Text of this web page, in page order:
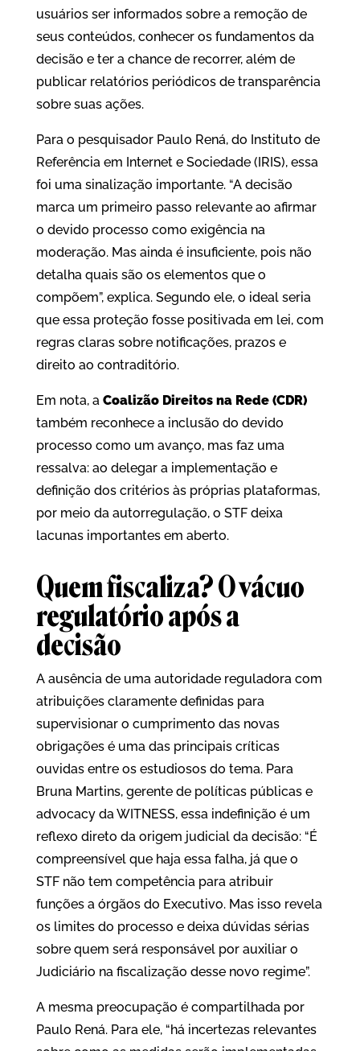
usuários ser informados sobre a remoção de
seus conteúdos, conhecer os fundamentos da
decisão e ter a chance de recorrer, além de
publicar relatórios periódicos de transparência
sobre suas ações.
Para o pesquisador Paulo Rená, do Instituto de
Referência em Internet e Sociedade (IRIS), essa
foi uma sinalização importante. “A decisão
marca um primeiro passo relevante ao afirmar
o devido processo como exigência na
moderação. Mas ainda é insuficiente, pois não
detalha quais são os elementos que o
compõem”, explica. Segundo ele, o ideal seria
que essa proteção fosse positivada em lei, com
regras claras sobre notificações, prazos e
direito ao contraditório.
Em nota, a Coalizão Direitos na Rede (CDR)
também reconhece a inclusão do devido
processo como um avanço, mas faz uma
ressalva: ao delegar a implementação e
definição dos critérios às próprias plataformas,
por meio da autorregulação, o STF deixa
lacunas importantes em aberto.
Quem fiscaliza? O vácuo
regulatório após a
decisão
A ausência de uma autoridade reguladora com
atribuições claramente definidas para
supervisionar o cumprimento das novas
obrigações é uma das principais críticas
ouvidas entre os estudiosos do tema. Para
Bruna Martins, gerente de políticas públicas e
advocacy da WITNESS, essa indefinição é um
reflexo direto da origem judicial da decisão: “É
compreensível que haja essa falha, já que o
STF não tem competência para atribuir
funções a órgãos do Executivo. Mas isso revela
os limites do processo e deixa dúvidas sérias
sobre quem será responsável por auxiliar o
Judiciário na fiscalização desse novo regime”.
A mesma preocupação é compartilhada por
Paulo Rená. Para ele, “há incertezas relevantes